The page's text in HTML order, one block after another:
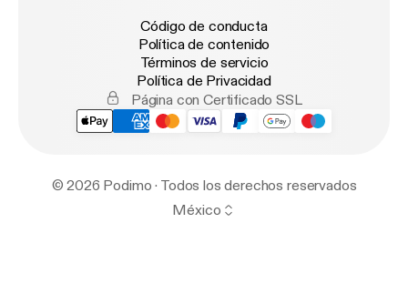
Código de conducta
Política de contenido
Términos de servicio
Política de Privacidad
Página con Certificado SSL
© 2026 Podimo · Todos los derechos reservados
México